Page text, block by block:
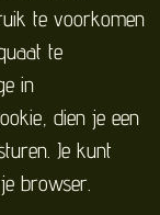
te voorkomen
te
in
dien je een
Je kunt
browser.